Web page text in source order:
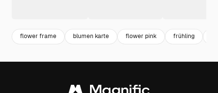
flower frame blumen karte flower pink frühling